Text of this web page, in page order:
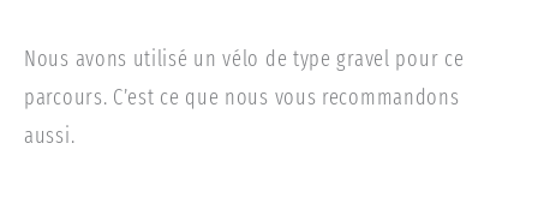
Nous avons utilisé un vélo de type gravel pour ce
parcours. C’est ce que nous vous recommandons
aussi.